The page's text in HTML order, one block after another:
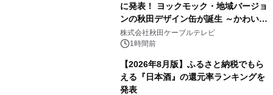
に発表！ ヨックモック・地域バージョ
ンの秋田デザイン缶が誕生 ～かわいい
秋田犬の子犬と秋田の四季と名所を巡
るパッケージ～ 9月1日(火)秋田県内で
株式会社秋田ケーブルテレビ
1時間前
【2026年8月版】ふるさと納税でもら
える『日本酒』の還元率ランキングを
発表